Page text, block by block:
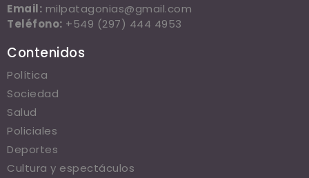
Email: milpatagonias@gmail.com
Teléfono: +549 (297) 444 4953
Contenidos
Política
Sociedad
Salud
Policiales
Deportes
Cultura y espectáculos